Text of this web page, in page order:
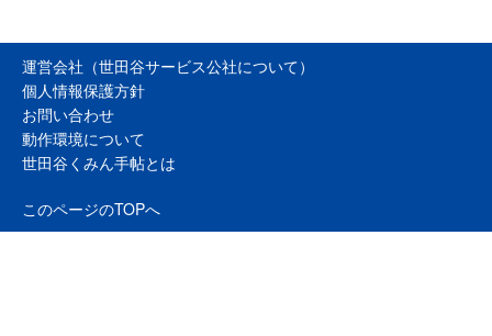
運営会社（世田谷サービス公社について）
個人情報保護方針
お問い合わせ
動作環境について
世田谷くみん手帖とは
このページのTOPへ